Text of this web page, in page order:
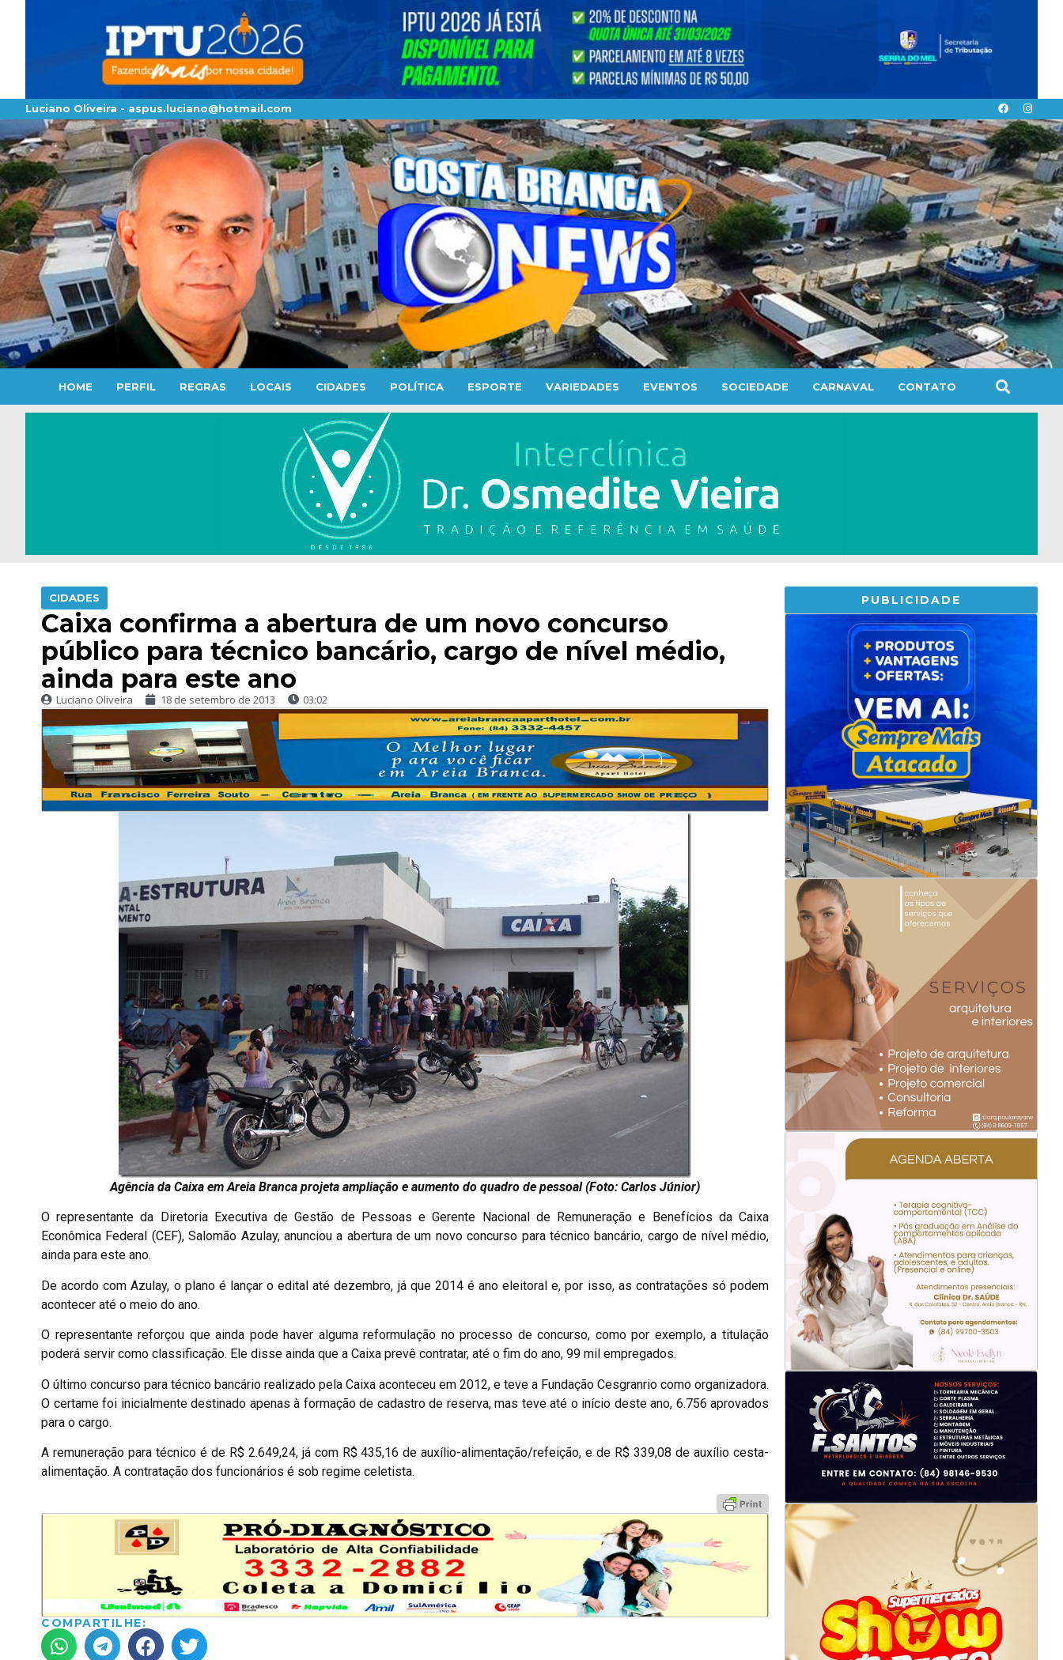
Luciano Oliveira - aspus.luciano@hotmail.com
HOME PERFIL REGRAS LOCAIS CIDADES POLÍTICA ESPORTE VARIEDADES EVENTOS SOCIEDADE CARNAVAL CONTATO
CIDADES
Caixa confirma a abertura de um novo concurso
público para técnico bancário, cargo de nível médio,
ainda para este ano
Luciano Oliveira 18 de setembro de 2013 03:02
Agência da Caixa em Areia Branca projeta ampliação e aumento do quadro de pessoal (Foto: Carlos Júnior)
O representante da Diretoria Executiva de Gestão de Pessoas e Gerente Nacional de Remuneração e Benefícios da Caixa
Econômica Federal (CEF), Salomão Azulay, anunciou a abertura de um novo concurso para técnico bancário, cargo de nível médio,
ainda para este ano.
De acordo com Azulay, o plano é lançar o edital até dezembro, já que 2014 é ano eleitoral e, por isso, as contratações só podem
acontecer até o meio do ano.
O representante reforçou que ainda pode haver alguma reformulação no processo de concurso, como por exemplo, a titulação
poderá servir como classificação. Ele disse ainda que a Caixa prevê contratar, até o fim do ano, 99 mil empregados.
O último concurso para técnico bancário realizado pela Caixa aconteceu em 2012, e teve a Fundação Cesgranrio como organizadora.
O certame foi inicialmente destinado apenas à formação de cadastro de reserva, mas teve até o início deste ano, 6.756 aprovados
para o cargo.
A remuneração para técnico é de R$ 2.649,24, já com R$ 435,16 de auxílio-alimentação/refeição, e de R$ 339,08 de auxílio cesta-
alimentação. A contratação dos funcionários é sob regime celetista.
COMPARTILHE:
PUBLICIDADE